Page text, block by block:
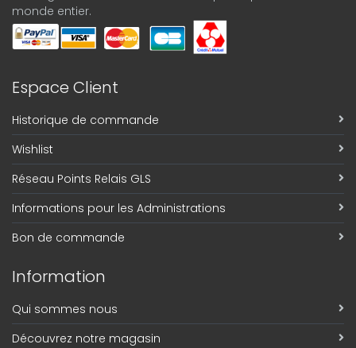
monde entier.
Espace Client
Historique de commande
Wishlist
Réseau Points Relais GLS
Informations pour les Administrations
Bon de commande
Information
Qui sommes nous
Découvrez notre magasin